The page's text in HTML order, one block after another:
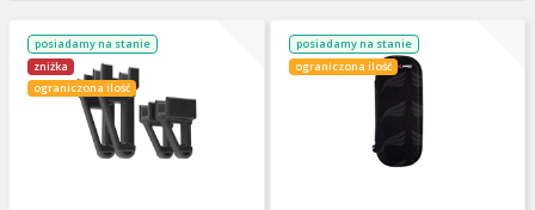
posiadamy na stanie
zniżka
ograniczona ilość
posiadamy na stanie
ograniczona ilość